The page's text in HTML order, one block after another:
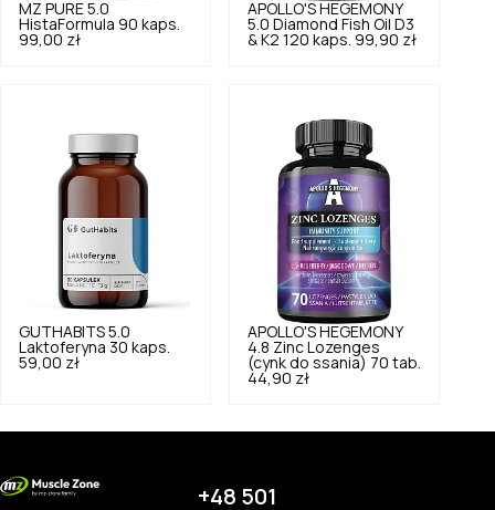
MZ PURE 5.0
HistaFormula 90 kaps.
99,00 zł
APOLLO'S HEGEMONY
5.0 Diamond Fish Oil D3
& K2 120 kaps. 99,90 zł
GUTHABITS 5.0
Laktoferyna 30 kaps.
59,00 zł
APOLLO'S HEGEMONY
4.8 Zinc Lozenges
(cynk do ssania) 70 tab.
44,90 zł
+48 501